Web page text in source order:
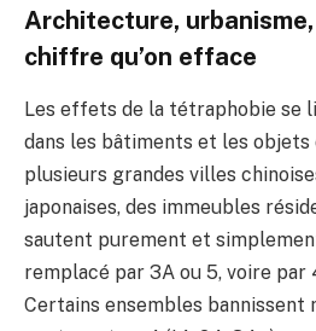
Architecture,
chiffre qu’on efface
Les effets de la tétraphobie se
dans les bâtiments et les objets
plusieurs grandes villes
japonaises, des immeubles
sautent purement et
remplacé par 3A ou 5, voire
Certains ensembles bannissent